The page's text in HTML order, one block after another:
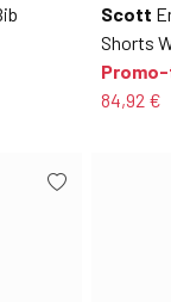
Scott
Shorts
84,92 €